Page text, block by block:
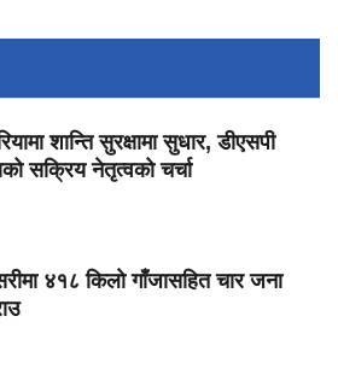
शान्ति सुरक्षामा सुधार, डीएसपी
सक्रिय नेतृत्वको चर्चा
४१८ किलो गाँजासहित चार जना